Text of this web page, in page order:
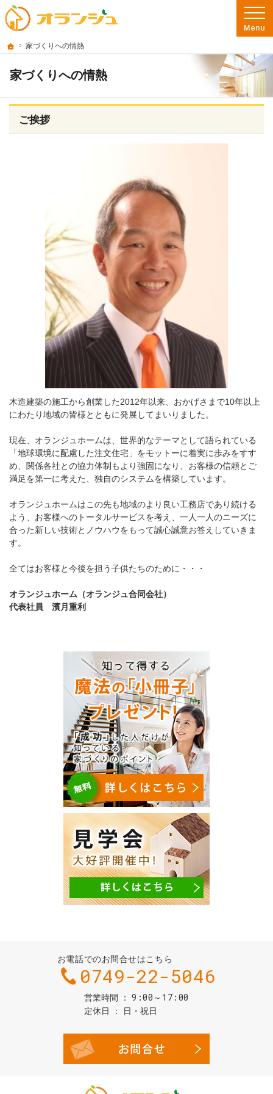
ホーム
家づくりへの情熱
家づくりへの情熱
プロの目線からご提案。彦根市・東近江市・近江八幡市の注文住宅・新築戸建て
彦根市・東近江市・近江八幡市の新築・注文住宅・新築戸建てを手がける工務店
ご挨拶
木造建築の施工から創業した2012年以来、おかげさまで10年以上
にわたり地域の皆様とともに発展してまいりました。
現在、オランジュホームは、世界的なテーマとして語られている
「地球環境に配慮した注文住宅」をモットーに着実に歩みをすす
め、関係各社との協力体制もより強固になり、お客様の信頼とご
満足を第一に考えた、独自のシステムを構築しています。
オランジュホームはこの先も地域のより良い工務店であり続ける
よう、お客様へのトータルサービスを考え、一人一人のニーズに
合った新しい技術とノウハウをもって誠心誠意お答えしていきま
す。
全てはお客様と今後を担う子供たちのために・・・
オランジュホーム（オランジュ合同会社）
代表社員 濱月重利
お電話でのお問合せはこちら
0749-22-5046
営業時間 9:00～17:00
定休日 日・祝日